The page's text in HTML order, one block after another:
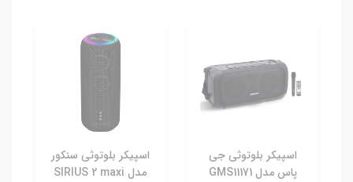
اسپیکر بلوتوثی جی
پاس مدل GMS11171
اسپیکر بلوتوثی سنکور
مدل SIRIUS 2 maxi